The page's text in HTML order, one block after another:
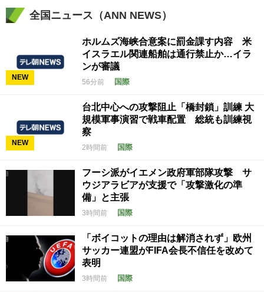
全国ニュース（ANN NEWS）
NEW
ホルムズ海峡合意案に罰金課す内容 米
イスラエル関連船舶は通行禁止か…イラ
ンが審議
56分前 国際
NEW
台北中心への攻撃阻止「橋封鎖」訓練 大
規模軍事演習で戦車配置 総統も訓練視
察
2時間前 国際
フーシ派がイエメン政府軍部隊攻撃 サ
ウジアラビアが支援で「攻撃激化の準
備」と主張
3時間前 国際
「ボイコットの理由は解消されず」欧州
サッカー連盟がFIFA会長不信任を改めて
表明
3時間前 国際